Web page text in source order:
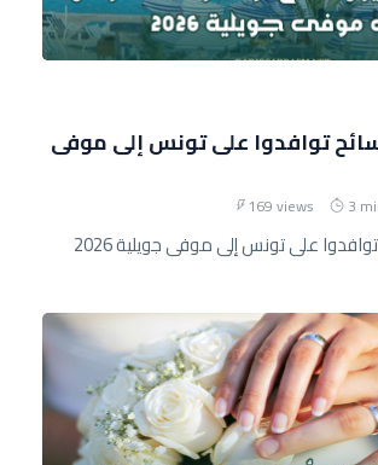
سائح توافدوا على تونس إلى موفى
3
169 views